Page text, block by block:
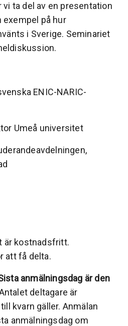
ta del av en presentation
exempel på hur
i Sverige. Seminariet
ENIC-NARIC-
Umeå universitet
är kostnadsfritt.
att få delta.
anmälningsdag är den
deltagare är
kvarn gäller. Anmälan
anmälningsdag om